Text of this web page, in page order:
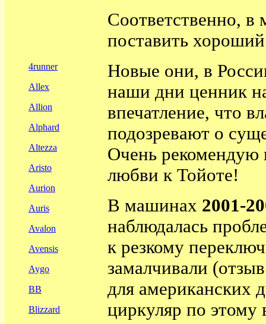
4runner
Allex
Allion
Alphard
Altezza
Aristo
Aurion
Auris
Avalon
Avensis
Aygo
BB
Blizzard
Соответственно, в
поставить
Новые они, в
наши дни ценник
впечатление, что
подозревают о
Очень рекомендую
любви к Тойоте!
В машинах 2001-
наблюдалась
к резкому
замалчивали
для американских
циркуляр по